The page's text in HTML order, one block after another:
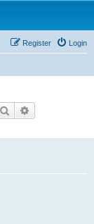
Login
Register
Search